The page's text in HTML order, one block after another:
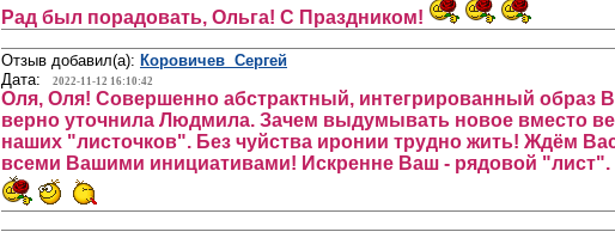
Рад был порадовать, Ольга! С Праздником!
Отзыв добавил(а): Коровичев Сергей
Дата:
2022-11-12 16:10:42
Оля, Оля! Совершенно абстрактный, интегрированный образ
верно уточнила Людмила. Зачем выдумывать новое вместо
наших "листочков". Без чуйства иронии трудно жить! Ждём
всеми Вашими инициативами! Искренне Ваш - рядовой "лист".